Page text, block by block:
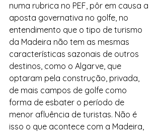
numa rubrica no PEF, pôr em causa a
aposta governativa no golfe, no
entendimento que o tipo de turismo
da Madeira não tem as mesmas
características sazonais de outros
destinos, como o Algarve, que
optaram pela construção, privada,
de mais campos de golfe como
forma de esbater o período de
menor afluência de turistas. Não é
isso o que acontece com a Madeira,